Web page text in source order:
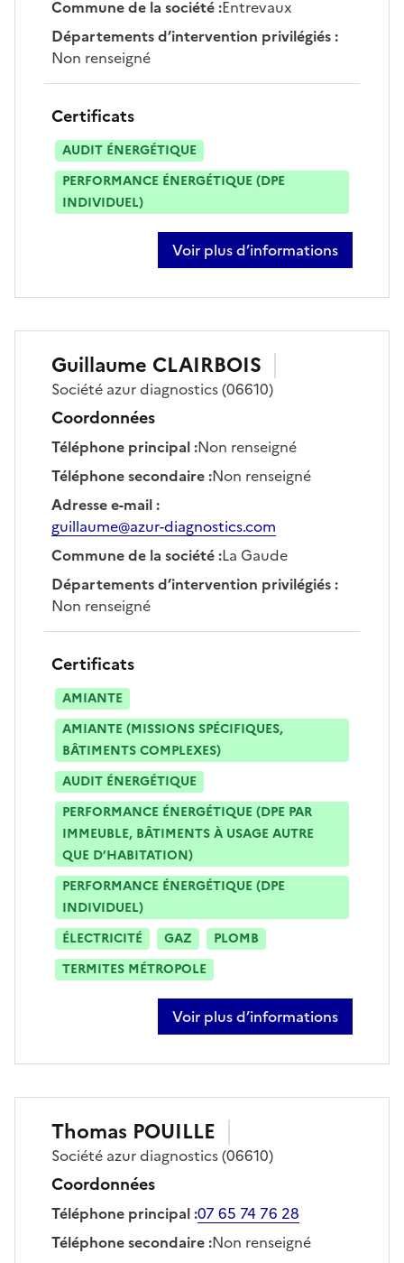
Commune de la société:Entrevaux
Départements d’intervention privilégiés:
Non renseigné
Certificats
AUDIT ÉNERGÉTIQUE
PERFORMANCE ÉNERGÉTIQUE (DPE
INDIVIDUEL)
Voir plus d’informations
sur benjamin goujon
Guillaume CLAIRBOIS
Société azur diagnostics(06610)
Coordonnées
Téléphone principal:Non renseigné
Téléphone secondaire:Non renseigné
Adresse e-mail:
guillaume@azur-diagnostics.com
Commune de la société:La Gaude
Départements d’intervention privilégiés:
Non renseigné
Certificats
AMIANTE
AMIANTE (MISSIONS SPÉCIFIQUES,
BÂTIMENTS COMPLEXES)
AUDIT ÉNERGÉTIQUE
PERFORMANCE ÉNERGÉTIQUE (DPE PAR
IMMEUBLE, BÂTIMENTS À USAGE AUTRE
QUE D’HABITATION)
PERFORMANCE ÉNERGÉTIQUE (DPE
INDIVIDUEL)
ÉLECTRICITÉ
GAZ
PLOMB
TERMITES MÉTROPOLE
Voir plus d’informations
sur guillaume clairbois
Thomas POUILLE
Société azur diagnostics(06610)
Coordonnées
Téléphone principal:07 65 74 76 28
Téléphone secondaire:Non renseigné